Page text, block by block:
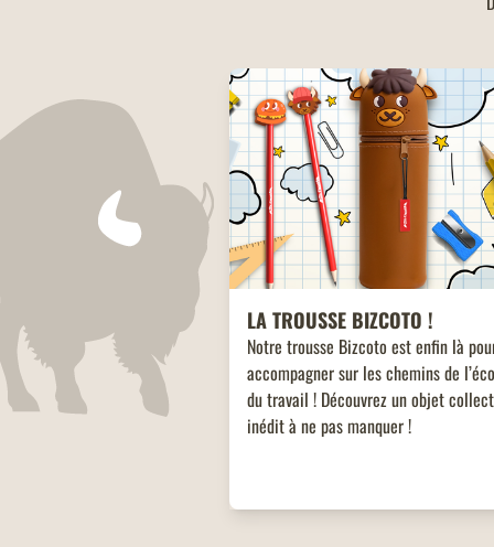
LA TROUSSE BIZCOTO !
Notre trousse Bizcoto est enfin là
accompagner sur les chemins de
du travail ! Découvrez un objet
inédit à ne pas manquer !